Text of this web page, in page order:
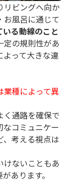
リビングへ向か
お風呂に通じて
る動線のこと
定の規則性があ
って大きな違
業種によって異
く通路を確保で
コミュニケー
、考える視点は
けないこともあ
あります。